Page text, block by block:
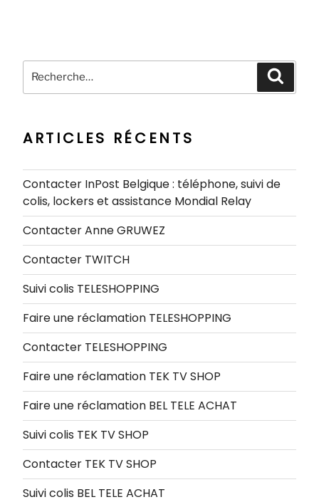
Recherche
pour
ARTICLES RÉCENTS
Contacter InPost Belgique : téléphone, suivi de
colis, lockers et assistance Mondial Relay
Contacter Anne GRUWEZ
Contacter TWITCH
Suivi colis TELESHOPPING
Faire une réclamation TELESHOPPING
Contacter TELESHOPPING
Faire une réclamation TEK TV SHOP
Faire une réclamation BEL TELE ACHAT
Suivi colis TEK TV SHOP
Contacter TEK TV SHOP
Suivi colis BEL TELE ACHAT